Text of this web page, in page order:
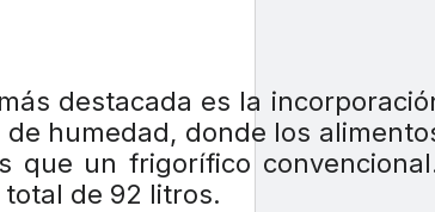
destacada es la
humedad, donde los
que un frigorífico
de 92 litros.